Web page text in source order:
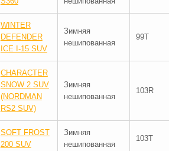
WINTER
DEFENDER
ICE I-15 SUV
Зимняя
нешипованная
99T
CHARACTER
SNOW 2 SUV
(NORDMAN
RS2 SUV)
Зимняя
нешипованная
103R
SOFT FROST
200 SUV
Зимняя
нешипованная
103T